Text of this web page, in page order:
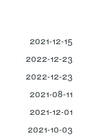
2021-12-15
2022-12-23
2022-12-23
2021-08-11
2021-12-01
2021-10-03